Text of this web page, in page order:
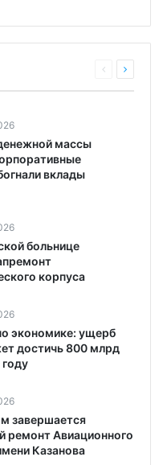
массы
вклады
больнице
корпуса
экономике: ущерб
достичь 800 млрд
завершается
ремонт Авиационного
Казанова